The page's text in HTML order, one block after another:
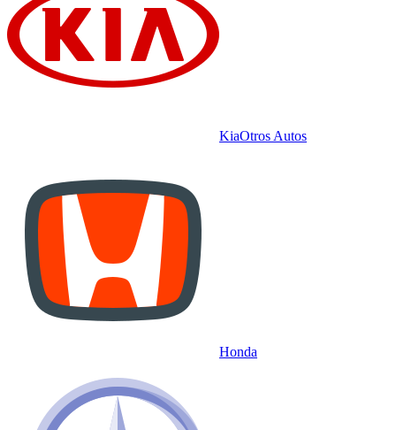
KiaOtros Autos
Honda